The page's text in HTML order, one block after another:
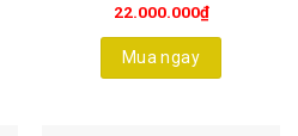
22.000.000₫
Mua ngay